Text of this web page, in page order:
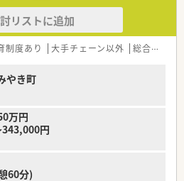
リストに追加
制度あり 大手チェーン以外 総合科目
やき町
万円
円
60分)